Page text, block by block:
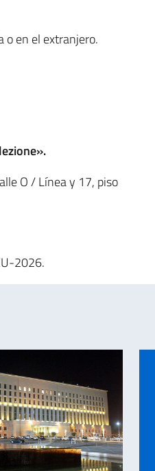
o en el extranjero.
O / Línea y 17, piso
2026.